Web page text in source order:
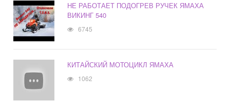
НЕ РАБОТАЕТ ПОДОГРЕВ РУЧЕК ЯМАХА
ВИКИНГ 540
6745
КИТАЙСКИЙ МОТОЦИКЛ ЯМАХА
1062